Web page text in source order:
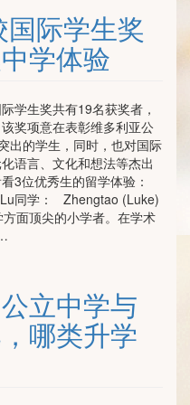
际学生奖
学体验
学生奖共有19名获奖者，
奖项意在表彰维多利亚公
出的学生，同时，也对国际
语言、文化和想法等杰出
3位优秀生的留学体验：
同学： Zhengtao (Luke)
面顶尖的小学者。在学术
立中学与
哪类升学